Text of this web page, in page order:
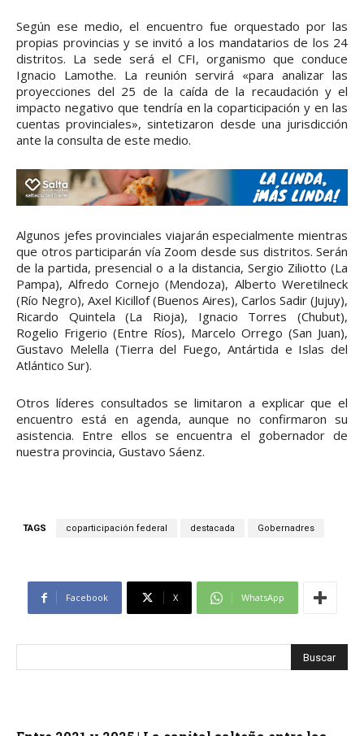
Según ese medio, el encuentro fue orquestado por las
propias provincias y se invitó a los mandatarios de los 24
distritos. La sede será el CFI, organismo que conduce
Ignacio Lamothe. La reunión servirá «para analizar las
proyecciones del 25 de la caída de la recaudación y el
impacto negativo que tendría en la coparticipación y en las
cuentas provinciales», sintetizaron desde una jurisdicción
ante la consulta de este medio.
Algunos jefes provinciales viajarán especialmente mientras
que otros participarán vía Zoom desde sus distritos. Serán
de la partida, presencial o a la distancia, Sergio Ziliotto (La
Pampa), Alfredo Cornejo (Mendoza), Alberto Weretilneck
(Río Negro), Axel Kicillof (Buenos Aires), Carlos Sadir (Jujuy),
Ricardo Quintela (La Rioja), Ignacio Torres (Chubut),
Rogelio Frigerio (Entre Ríos), Marcelo Orrego (San Juan),
Gustavo Melella (Tierra del Fuego, Antártida e Islas del
Atlántico Sur).
Otros líderes consultados se limitaron a explicar que el
encuentro está en agenda, aunque no confirmaron su
asistencia. Entre ellos se encuentra el gobernador de
nuestra provincia, Gustavo Sáenz.
TAGS coparticipación federal destacada Gobernadres
Facebook X WhatsApp